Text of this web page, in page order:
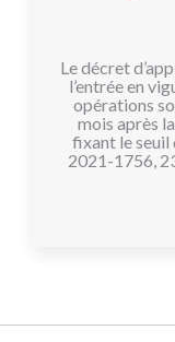
Le décret
l’entrée en
opérations
mois après
fixant le seuil
2021-1756,